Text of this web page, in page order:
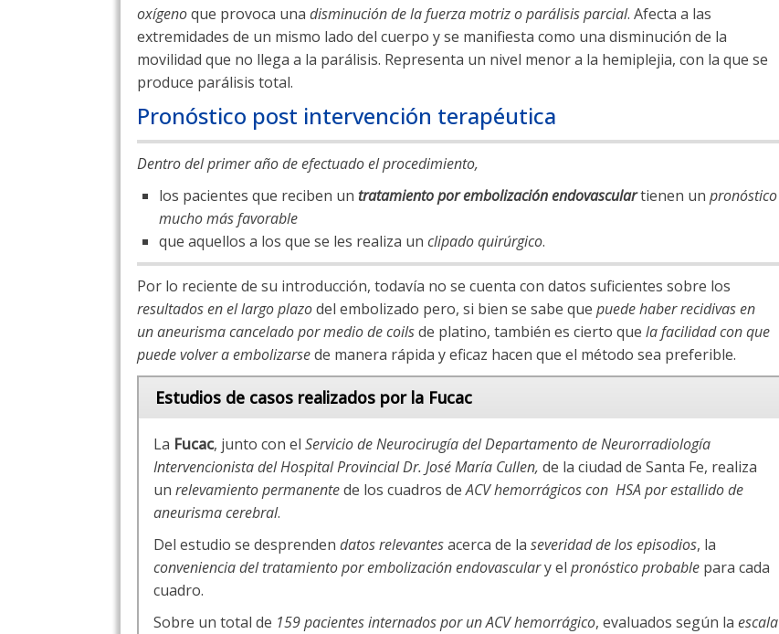
oxígenoque provoca una disminución de la fuerza motriz o parálisis parcial. Afecta a las
extremidades de un mismo lado del cuerpo y se manifiesta como una disminución de la
movilidad que no llega a la parálisis. Representa un nivel menor a la hemiplejia, con la que se
produce parálisis total.
Pronóstico post intervención terapéutica
Dentro del primer año de efectuado el procedimiento,
los pacientes que reciben un tratamiento por embolización endovasculartienen un pronóstico
mucho más favorable
que aquellos a los que se les realiza un clipado quirúrgico.
Por lo reciente de su introducción, todavía no se cuenta con datos suficientes sobre los
resultados en el largo plazodel embolizado pero, si bien se sabe que puede haber recidivas en
un aneurisma cancelado por medio de coilsde platino, también es cierto que la facilidad con que
puede volver a embolizarsede manera rápida y eficaz hacen que el método sea preferible.
Estudios de casos realizados por la Fucac
La Fucac, junto con el Servicio de Neurocirugía del Departamento de Neurorradiología
Intervencionista del Hospital Provincial Dr. José María Cullen, de la ciudad de Santa Fe, realiza
un relevamiento permanentede los cuadros deACV hemorrágicos con HSA por estallido de
aneurisma cerebral.
Del estudio se desprenden datos relevantesacerca de la severidad de los episodios, la
conveniencia del tratamiento por embolización endovasculary el pronóstico probable para cada
cuadro.
Sobre un total de 159 pacientes internados por un ACV hemorrágico, evaluados según la escala